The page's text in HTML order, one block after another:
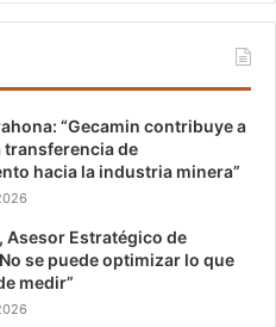
“Gecamin contribuye a
transferencia de
hacia la industria minera”
Asesor Estratégico de
se puede optimizar lo que
medir”